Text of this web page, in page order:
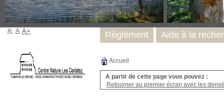
Accueil
A partir de cette page vous pouvez :
Retourner au premier écran avec les
Règlement Aide à la
A- A A+